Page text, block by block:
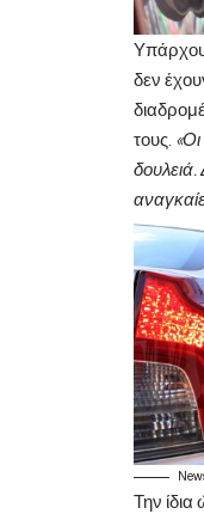
δεν
τους.
δουλειά.
Την